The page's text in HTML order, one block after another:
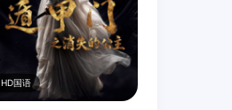
HD国语